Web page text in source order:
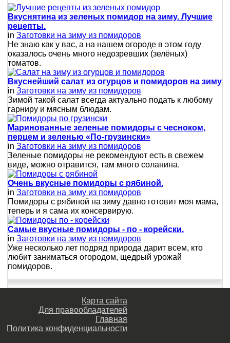
Вкуснятина из зеленых помидор на зиму. Лучшие
рецепты.
in Заготовки на зиму из помидоров
Не знаю как у вас, а на нашем огороде в этом году
оказалось очень много недозревших (зелёных)
томатов.
Вкуснейший салат из огурцов и помидоров на зиму
in Заготовки на зиму из помидоров
Зимой такой салат всегда актуально подать к любому
гарниру и мясным блюдам.
Маринованные зеленые помидоры с чесноком,
перцем и зеленью «По-грузински»
in Заготовки на зиму из помидоров
Зеленые помидоры не рекомендуют есть в свежем
виде, можно отравится, там много соланина.
Очень вкусные помидоры с рябиной.
in Заготовки на зиму из помидоров
Помидоры с рябиной на зиму давно готовит моя мама,
теперь и я сама их консервирую.
Самые вкусные помидоры - по - корейски.
in Заготовки на зиму из помидоров
Уже несколько лет подряд природа дарит всем, кто
любит заниматься огородом, щедрый урожай
помидоров.
Карта сайта
Для правообладателей
Главная
Политика конфиденциальности